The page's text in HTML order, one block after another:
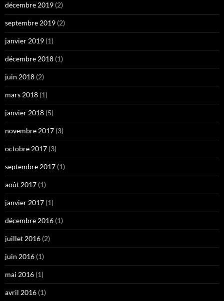
décembre 2019 (2)
septembre 2019 (2)
janvier 2019 (1)
décembre 2018 (1)
juin 2018 (2)
mars 2018 (1)
janvier 2018 (5)
novembre 2017 (3)
octobre 2017 (3)
septembre 2017 (1)
août 2017 (1)
janvier 2017 (1)
décembre 2016 (1)
juillet 2016 (2)
juin 2016 (1)
mai 2016 (1)
avril 2016 (1)